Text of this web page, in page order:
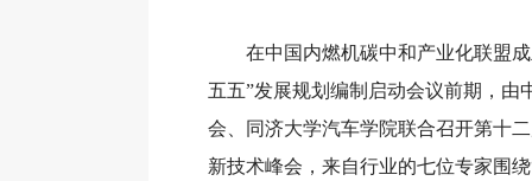
在中国内燃机碳中和产业化联盟
五五”发展规划编制启动会议前期，由
会、同济大学汽车学院联合召开第十
新技术峰会，来自行业的七位专家围